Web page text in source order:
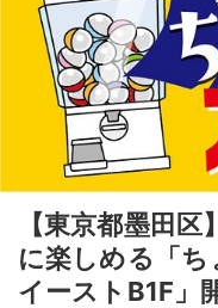
【東京都墨田
に楽しめる「
イーストB1F」